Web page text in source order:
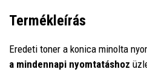
Termékleírás
Eredeti toner a konica minolta
a mindennapi nyomtatáshoz